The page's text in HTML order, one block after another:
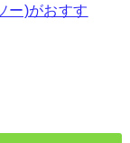
ー)がおすす